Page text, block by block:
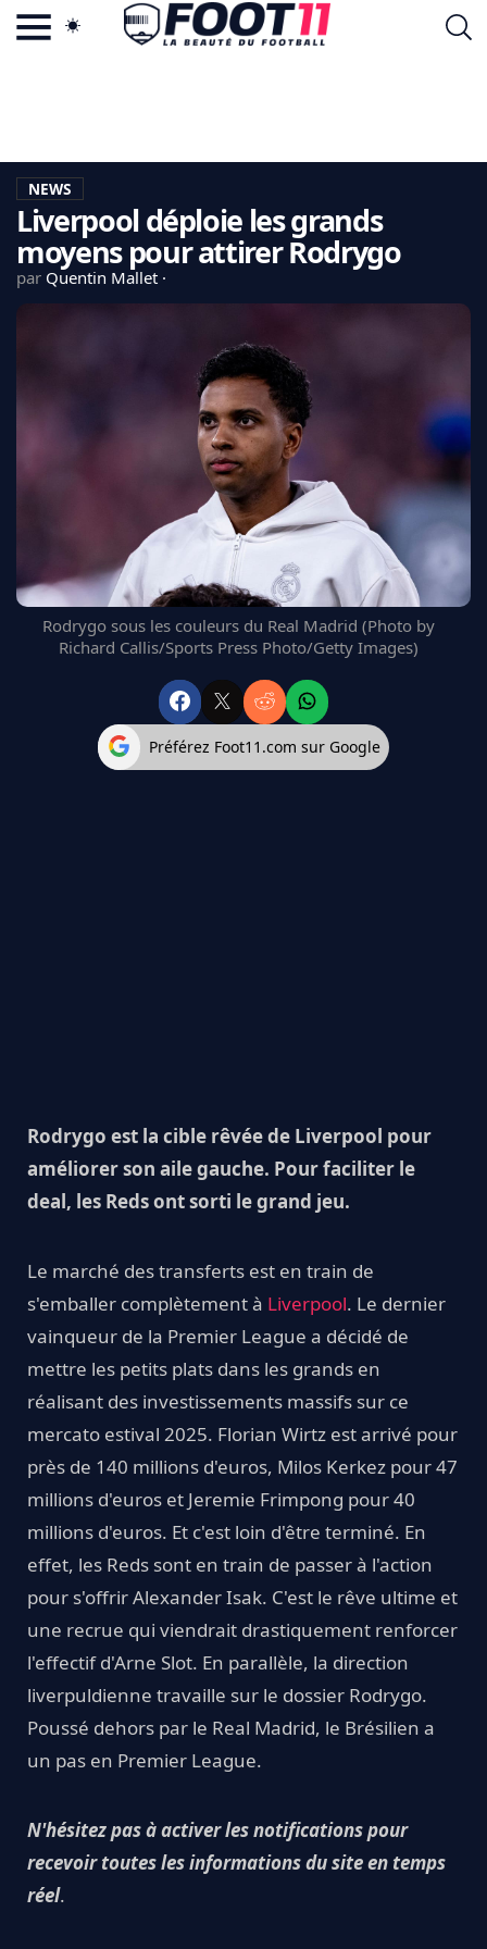
LA CHARTE
VIE PRIVÉE
CGU
CONTACTEZ-NOUS
MANCHESTER UNITED
ARSENAL
BAYERN
L'AVIS DE LA RÉDAC'
NEWS
Liverpool déploie les grands
moyens pour attirer Rodrygo
par Quentin Mallet
Rodrygo sous les couleurs du Real Madrid (Photo by
Richard Callis/Sports Press Photo/Getty Images)
Préférez Foot11.com sur Google
Rodrygo est la cible rêvée de Liverpool pour
améliorer son aile gauche. Pour faciliter le
deal, les Reds ont sorti le grand jeu.
Le marché des transferts est en train de
s'emballer complètement à Liverpool. Le dernier
vainqueur de la Premier League a décidé de
mettre les petits plats dans les grands en
réalisant des investissements massifs sur ce
mercato estival 2025. Florian Wirtz est arrivé pour
près de 140 millions d'euros, Milos Kerkez pour 47
millions d'euros et Jeremie Frimpong pour 40
millions d'euros. Et c'est loin d'être terminé. En
effet, les Reds sont en train de passer à l'action
pour s'offrir Alexander Isak. C'est le rêve ultime et
une recrue qui viendrait drastiquement renforcer
l'effectif d'Arne Slot. En parallèle, la direction
liverpuldienne travaille sur le dossier Rodrygo.
Poussé dehors par le Real Madrid, le Brésilien a
un pas en Premier League.
N'hésitez pas à activer les notifications pour
recevoir toutes les informations du site en temps
réel.